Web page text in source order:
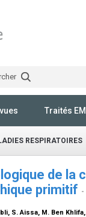
Traités
RESPIRATOIRES
de la
primitif -
S. Aissa, M. Ben